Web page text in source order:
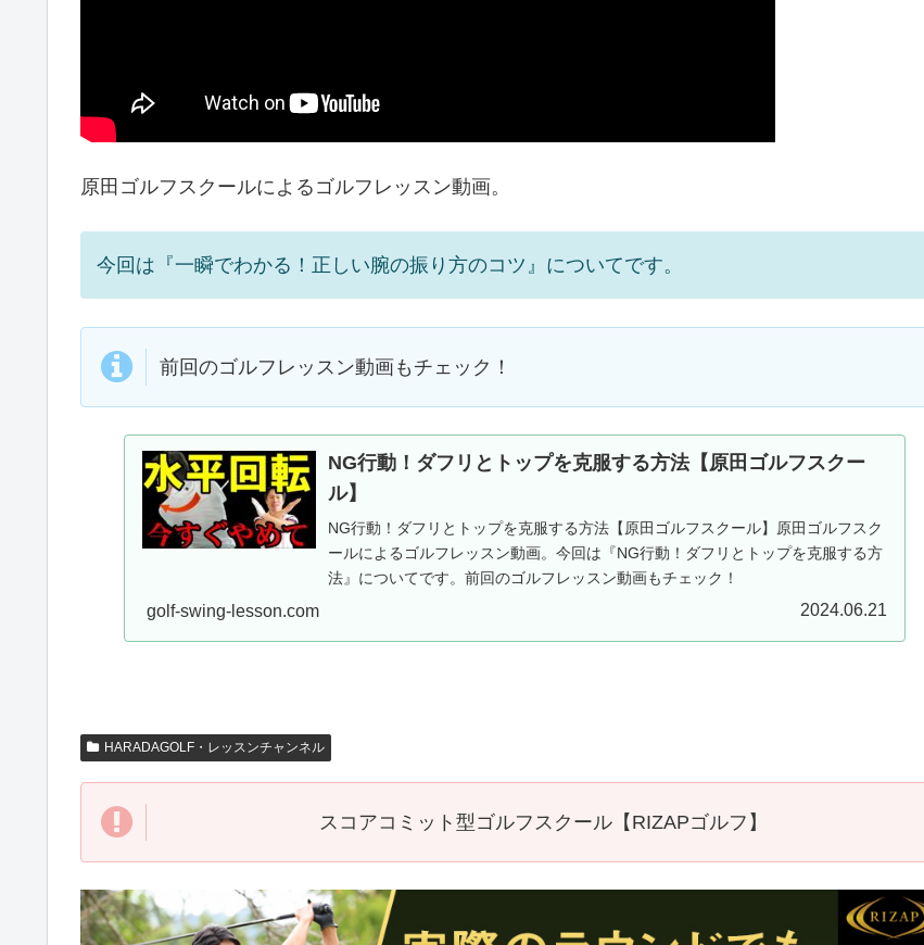
原田ゴルフスクールによるゴルフレッスン動画。
今回は『一瞬でわかる！正しい腕の振り方のコツ』についてです。
前回のゴルフレッスン動画もチェック！
NG行動！ダフリとトップを克服する方法【原田ゴルフスクー
ル】
NG行動！ダフリとトップを克服する方法【原田ゴルフスクール】原田ゴルフスク
ールによるゴルフレッスン動画。今回は『NG行動！ダフリとトップを克服する方
法』についてです。前回のゴルフレッスン動画もチェック！
golf-swing-lesson.com 2024.06.21
HARADAGOLF・レッスンチャンネル
スコアコミット型ゴルフスクール【RIZAPゴルフ】